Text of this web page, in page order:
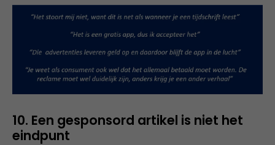
10. Een gesponsord artikel is niet het
eindpunt